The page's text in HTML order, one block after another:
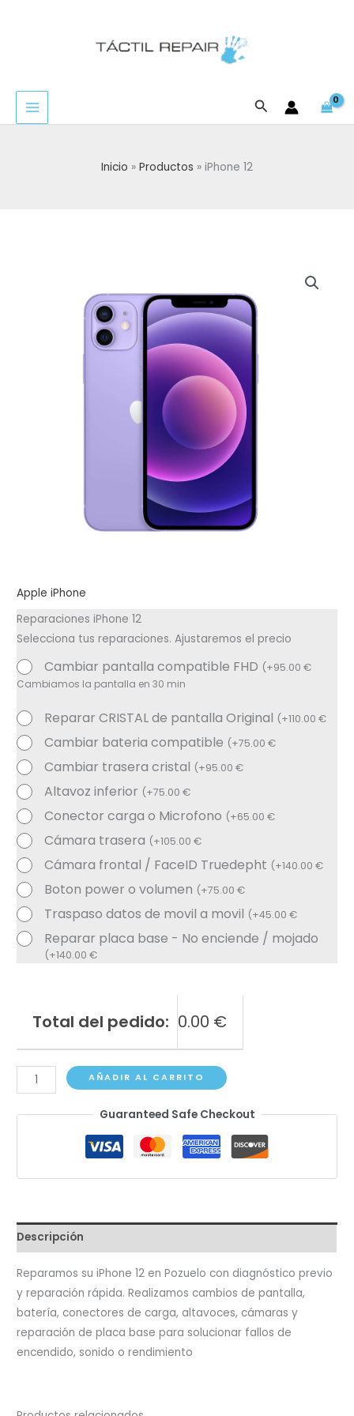
Buscar
Inicio Productos iPhone 12
Apple iPhone
Reparaciones iPhone 12
Selecciona tus reparaciones. Ajustaremos el precio
Cambiar pantalla compatible FHD (+95.00€
Cambiamos la pantalla en 30 min
Reparar CRISTAL de pantalla Original (+110.00€
Cambiar bateria compatible (+75.00€
Cambiar trasera cristal (+95.00€
Altavoz inferior (+75.00€
Conector carga o Microfono (+65.00€
Cámara trasera (+105.00€
Cámara frontal / FaceID Truedepht (+140.00€
Boton power o volumen (+75.00€
Traspaso datos de movil a movil (+45.00€
Reparar placa base - No enciende / mojado
(+140.00€
Total del pedido: 0.00 €
iPhone
12
cantidad
AÑADIR AL CARRITO
Guaranteed Safe Checkout
Descripción
Reparamos su iPhone 12 en Pozuelo con diagnóstico previo
y reparación rápida. Realizamos cambios de pantalla,
batería, conectores de carga, altavoces, cámaras y
reparación de placa base para solucionar fallos de
encendido, sonido o rendimiento